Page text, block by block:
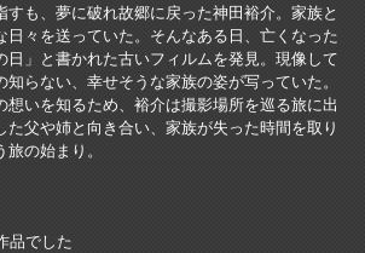
すも、夢に破れ故郷に戻った神田裕介。家族と
日々を送っていた。そんなある日、亡くなった
日」と書かれた古いフィルムを発見。現像して
らない、幸せそうな家族の姿が写っていた。
想いを知るため、裕介は撮影場所を巡る旅に出
た父や姉と向き合い、家族が失った時間を取り
の始まり。
品でした